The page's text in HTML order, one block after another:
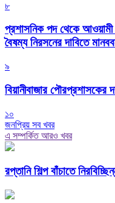
৮
প্রশাসনিক পদ থেকে আওয়ামী
বৈষম্য নিরসনের দাবিতে
৯
বিয়ানীবাজার পৌরপ্রশাসকের
১০
জনপ্রিয় সব খবর
এ সম্পর্কিত আরও খবর
রপ্তানি শিল্প বাঁচাতে